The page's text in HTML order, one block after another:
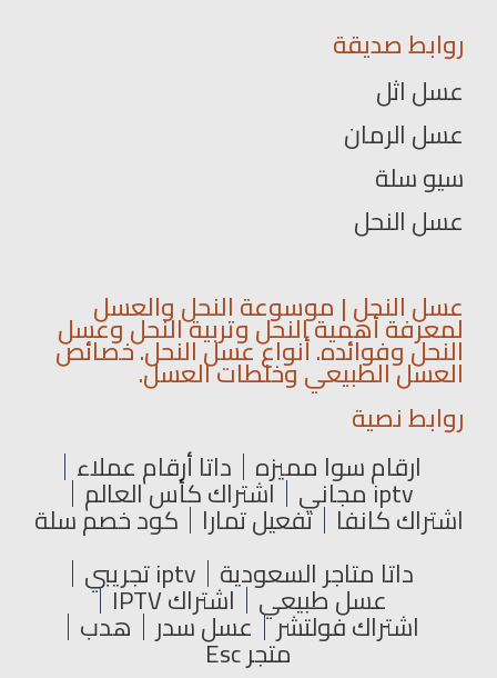
روابط صديقة
عسل اثل
عسل الرمان
سيو سلة
عسل النحل
عسل النحل | موسوعة النحل والعسل
لمعرفة أهمية النحل وتربية النحل وعسل
النحل وفوائده. أنواع عسل النحل. خصائص
العسل الطبيعي وخلطات العسل.
روابط نصية
ارقام سوا مميزه داتا أرقام عملاء
iptv مجاني اشتراك كأس العالم
اشتراك كانفا تفعيل تمارا كود خصم سلة
داتا متاجر السعودية iptv تجريبي
عسل طبيعي اشتراك IPTV
اشتراك فولتشر عسل سدر هدب
متجر Esc